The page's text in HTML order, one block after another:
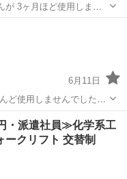
3ヶ月ほど使用しまし
ませ
6月11日
ど使用しませんでした。
・派遣社員≫化学系工
ークリフト 交替制